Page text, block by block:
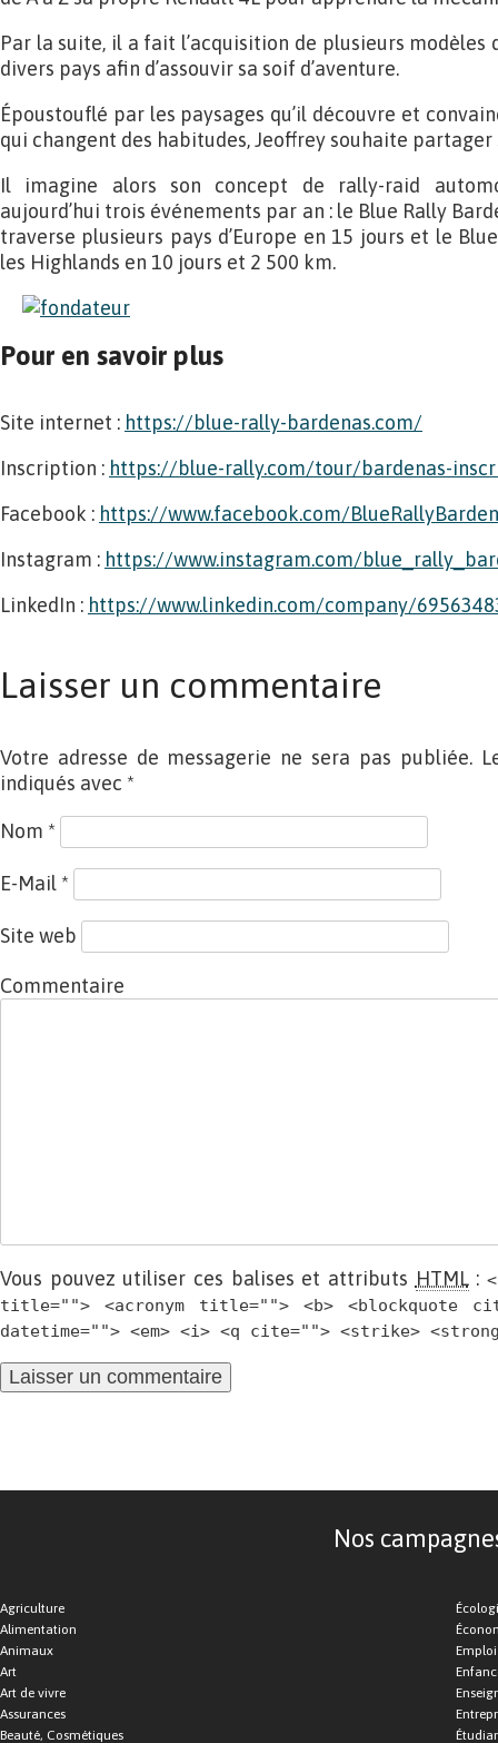
Par la suite, il a fait l’acquisition de plusieurs modèles
divers pays afin d’assouvir sa soif d’aventure.
Époustouflé par les paysages qu’il découvre et
qui changent des habitudes, Jeoffrey souhaite partager
Il imagine alors son concept de rally-raid
aujourd’hui trois événements par an : le Blue Rally
traverse plusieurs pays d’Europe en 15 jours et le
les Highlands en 10 jours et 2 500 km.
Pour en savoir plus
Site internet : https://blue-rally-bardenas.com/
Inscription : https://blue-rally.com/tour/bardenas-
Facebook : https://www.facebook.com/
Instagram : https://www.instagram.com/
LinkedIn : https://www.linkedin.com/company/
Laisser un commentaire
Votre adresse de messagerie ne sera pas publiée.
indiqués avec *
Nom *
E-Mail *
Site web
Commentaire
Vous pouvez utiliser ces balises et attributs HTML:
title=""> <acronym title=""> <b> <blockquote
datetime=""> <em> <i> <q cite=""> <strike>
Nos
Agriculture
Alimentation
Animaux
Art
Art de vivre
Assurances
Beauté, Cosmétiques
Emploi